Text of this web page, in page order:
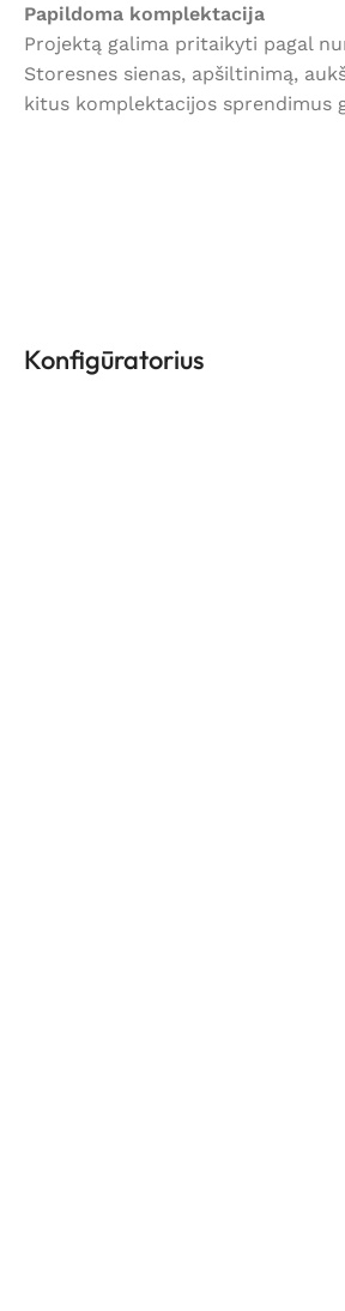
Papildoma komplektacija
Projektą galima pritaikyti pagal
Storesnes sienas, apšiltinimą,
kitus komplektacijos
Konfigūratorius